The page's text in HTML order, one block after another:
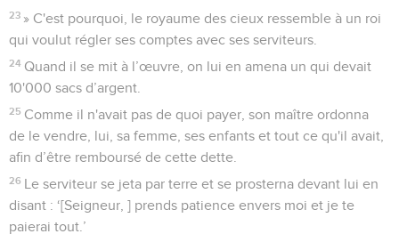
23 » C'est pourquoi, le royaume des cieux ressemble à un roi
qui voulut régler ses comptes avec ses serviteurs.
24 Quand il se mit à l’œuvre, on lui en amena un qui devait
10'000 sacs d’argent.
25 Comme il n'avait pas de quoi payer, son maître ordonna
de le vendre, lui, sa femme, ses enfants et tout ce qu'il avait,
afin d’être remboursé de cette dette.
26 Le serviteur se jeta par terre et se prosterna devant lui en
disant : ‘[Seigneur, ] prends patience envers moi et je te
paierai tout.’